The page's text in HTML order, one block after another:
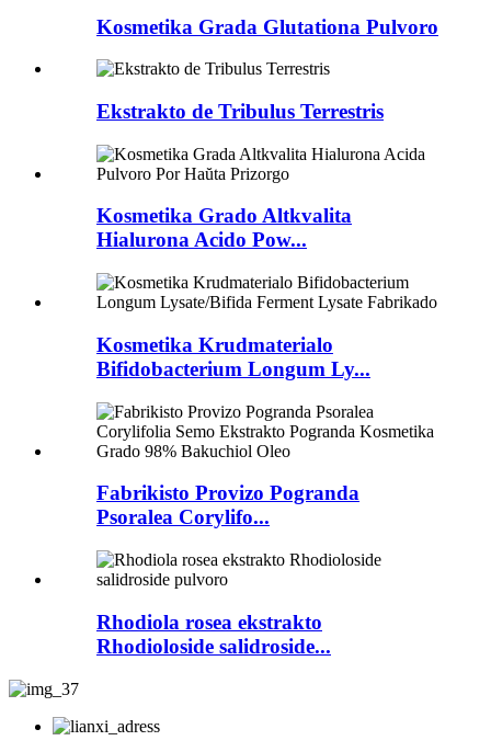
Kosmetika Grada Glutationa Pulvoro
Ekstrakto de Tribulus Terrestris
Kosmetika Grado Altkvalita
Hialurona Acido Pow...
Kosmetika Krudmaterialo
Bifidobacterium Longum Ly...
Fabrikisto Provizo Pogranda
Psoralea Corylifo...
Rhodiola rosea ekstrakto
Rhodioloside salidroside...